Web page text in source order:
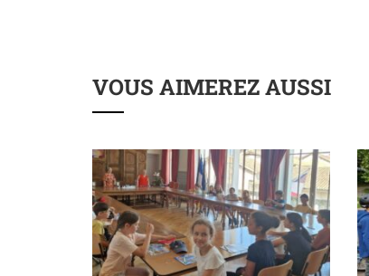
VOUS AIMEREZ AUSSI